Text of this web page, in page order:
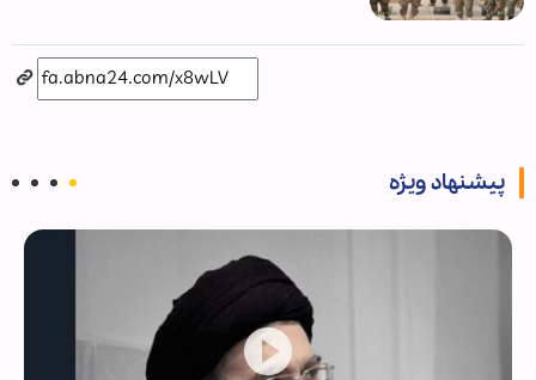
پیشنهاد ویژه